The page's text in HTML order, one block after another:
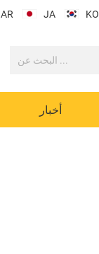
AR JA KO
أخبار